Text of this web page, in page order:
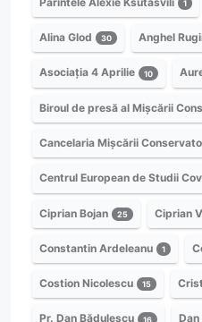
1
Alina Glod 30 Anghel
Asociația 4 Aprilie 10
Biroul de presă al Mișcării
Cancelaria Mișcării
Centrul European de Studii
Ciprian Bojan 25 Ciprian
Constantin Ardeleanu 1
Costion Nicolescu 15
Pr. Dan Bădulescu 16 Dan